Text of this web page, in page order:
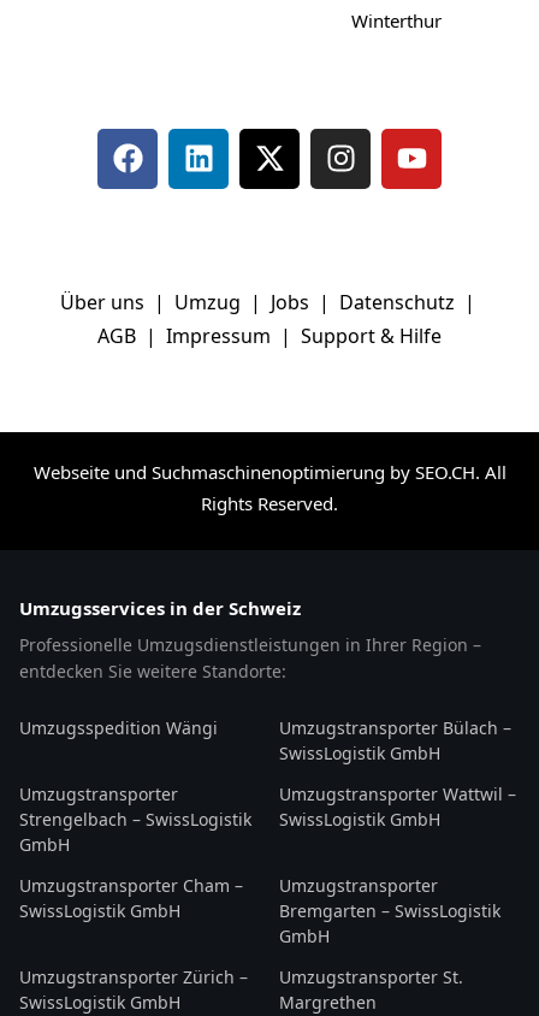
Winterthur
Über uns | Umzug | Jobs | Datenschutz |
AGB | Impressum | Support & Hilfe
Webseite und Suchmaschinenoptimierung by SEO.CH. All
Rights Reserved.
Umzugsservices in der Schweiz
Professionelle Umzugsdienstleistungen in Ihrer Region –
entdecken Sie weitere Standorte:
Umzugsspedition Wängi
Umzugstransporter Bülach –
SwissLogistik GmbH
Umzugstransporter
Strengelbach – SwissLogistik
GmbH
Umzugstransporter Wattwil –
SwissLogistik GmbH
Umzugstransporter Cham –
SwissLogistik GmbH
Umzugstransporter
Bremgarten – SwissLogistik
GmbH
Umzugstransporter Zürich –
SwissLogistik GmbH
Umzugstransporter St.
Margrethen